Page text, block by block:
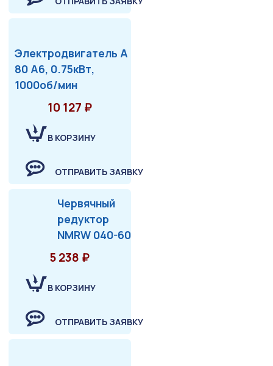
Электродвигатель А
80 А6, 0.75кВт,
1000об/мин
10 127 ₽
В КОРЗИНУ
ОТПРАВИТЬ ЗАЯВКУ
Червячный
редуктор
NMRW 040-60
5 238 ₽
В КОРЗИНУ
ОТПРАВИТЬ ЗАЯВКУ